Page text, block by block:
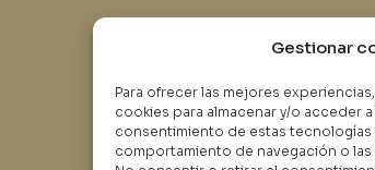
Gestionar
Para ofrecer las mejores
cookies para almacenar y/o acceder
consentimiento de estas
comportamiento de navegación o
Política
Aviso Legal